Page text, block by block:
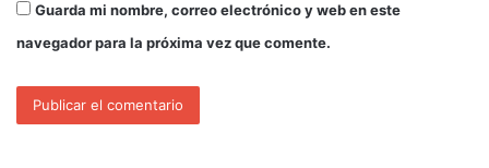
Guarda mi nombre, correo electrónico y web en este
navegador para la próxima vez que comente.